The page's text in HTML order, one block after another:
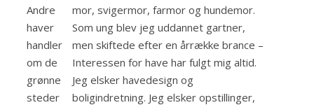
Andre
haver
handler
om de
grønne
steder
mor, svigermor, farmor og hundemor.
Som ung blev jeg uddannet gartner,
men skiftede efter en årrække brance –
Interessen for have har fulgt mig altid.
Jeg elsker havedesign og
boligindretning. Jeg elsker opstillinger,